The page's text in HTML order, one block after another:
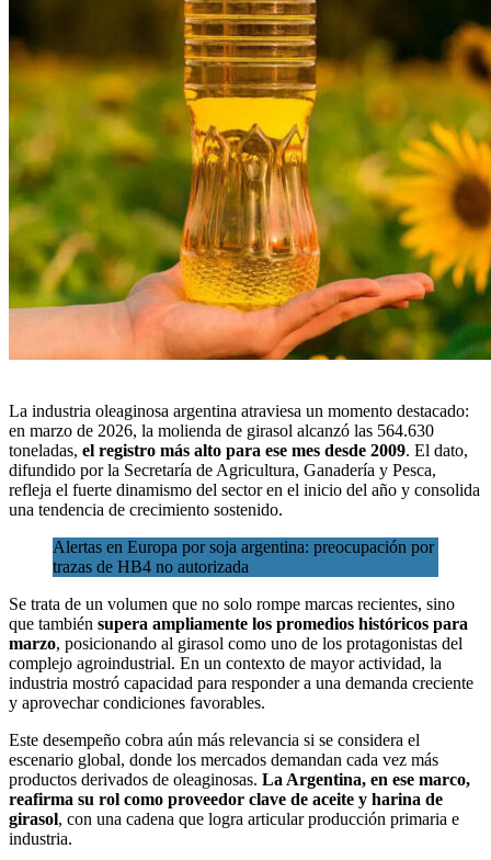
La industria oleaginosa argentina atraviesa un momento destacado:
en marzo de 2026, la molienda de girasol alcanzó las 564.630
toneladas, el registro más alto para ese mes desde 2009. El dato,
difundido por la Secretaría de Agricultura, Ganadería y Pesca,
refleja el fuerte dinamismo del sector en el inicio del año y consolida
una tendencia de crecimiento sostenido.
Alertas en Europa por soja argentina: preocupación por
trazas de HB4 no autorizada
Se trata de un volumen que no solo rompe marcas recientes, sino
que también supera ampliamente los promedios históricos para
marzo, posicionando al girasol como uno de los protagonistas del
complejo agroindustrial. En un contexto de mayor actividad, la
industria mostró capacidad para responder a una demanda creciente
y aprovechar condiciones favorables.
Este desempeño cobra aún más relevancia si se considera el
escenario global, donde los mercados demandan cada vez más
productos derivados de oleaginosas. La Argentina, en ese marco,
reafirma su rol como proveedor clave de aceite y harina de
girasol, con una cadena que logra articular producción primaria e
industria.